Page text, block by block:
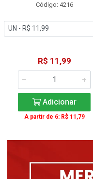
Código: 4216
R$ 11,99
Adicionar
A partir de 6: R$ 11,79